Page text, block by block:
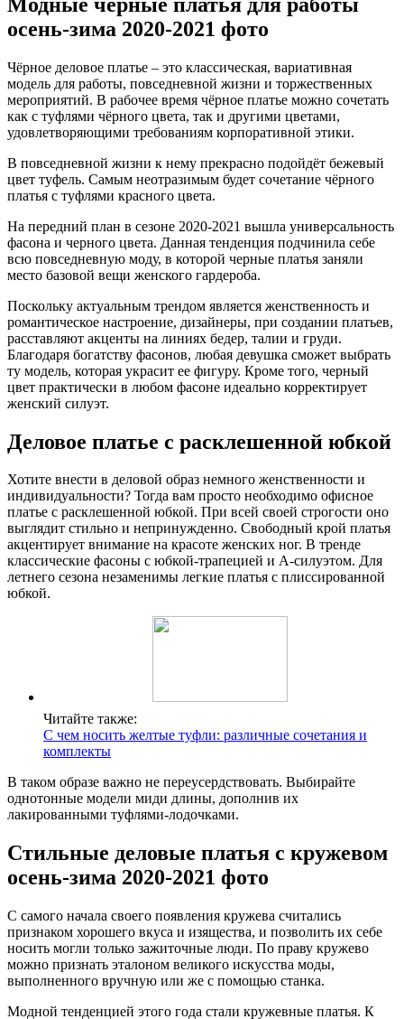
осень-зима 2020-2021 фото
Чёрное деловое платье – это классическая, вариативная
модель для работы, повседневной жизни и торжественных
мероприятий. В рабочее время чёрное платье можно сочетать
как с туфлями чёрного цвета, так и другими цветами,
удовлетворяющими требованиям корпоративной этики.
В повседневной жизни к нему прекрасно подойдёт бежевый
цвет туфель. Самым неотразимым будет сочетание чёрного
платья с туфлями красного цвета.
На передний план в сезоне 2020-2021 вышла универсальность
фасона и черного цвета. Данная тенденция подчинила себе
всю повседневную моду, в которой черные платья заняли
место базовой вещи женского гардероба.
Поскольку актуальным трендом является женственность и
романтическое настроение, дизайнеры, при создании платьев,
расставляют акценты на линиях бедер, талии и груди.
Благодаря богатству фасонов, любая девушка сможет выбрать
ту модель, которая украсит ее фигуру. Кроме того, черный
цвет практически в любом фасоне идеально корректирует
женский силуэт.
Деловое платье с расклешенной юбкой
Хотите внести в деловой образ немного женственности и
индивидуальности? Тогда вам просто необходимо офисное
платье с расклешенной юбкой. При всей своей строгости оно
выглядит стильно и непринужденно. Свободный крой платья
акцентирует внимание на красоте женских ног. В тренде
классические фасоны с юбкой-трапецией и А-силуэтом. Для
летнего сезона незаменимы легкие платья с плиссированной
юбкой.
Читайте также:
С чем носить желтые туфли: различные сочетания и
комплекты
В таком образе важно не переусердствовать. Выбирайте
однотонные модели миди длины, дополнив их
лакированными туфлями-лодочками.
Стильные деловые платья с кружевом
осень-зима 2020-2021 фото
С самого начала своего появления кружева считались
признаком хорошего вкуса и изящества, и позволить их себе
носить могли только зажиточные люди. По праву кружево
можно признать эталоном великого искусства моды,
выполненного вручную или же с помощью станка.
Модной тенденцией этого года стали кружевные платья. К